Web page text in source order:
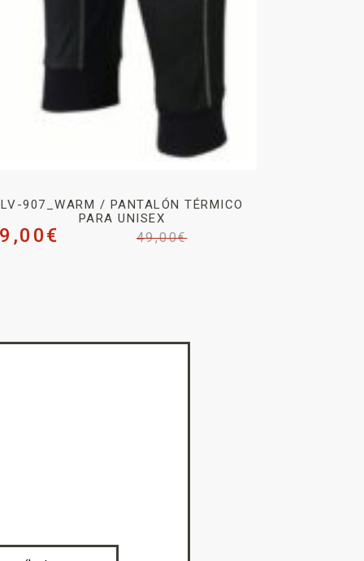
LV-907_WARM / PANTALÓN TÉRMICO
PARA UNISEX
49,00€
€